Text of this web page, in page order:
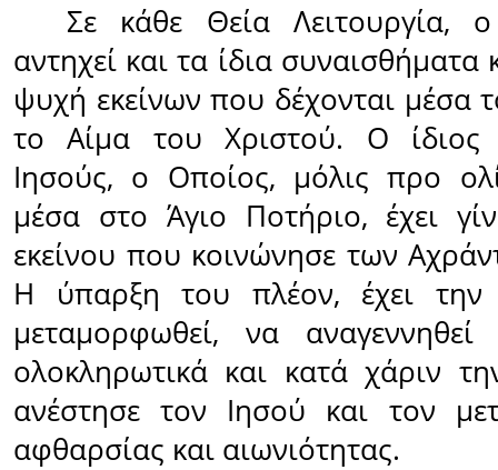
Σε κάθε Θεία Λειτουργία,
αντηχεί και τα ίδια συναισθήματα
ψυχή εκείνων που δέχονται μέσα
το Αίμα του Χριστού. Ο
Ιησούς, ο Οποίος, μόλις προ
μέσα στο Άγιο Ποτήριο, έχει
εκείνου που κοινώνησε των
Η ύπαρξη του πλέον, έχει την
μεταμορφωθεί, να
ολοκληρωτικά και κατά χάριν
ανέστησε τον Ιησού και τον
αφθαρσίας και αιωνιότητας.